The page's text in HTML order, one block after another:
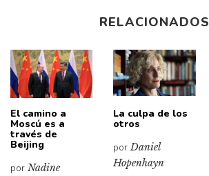
RELACIONADOS
El camino a
Moscú es a
través de
Beijing
por Nadine
La culpa de los
otros
porDaniel
Hopenhayn